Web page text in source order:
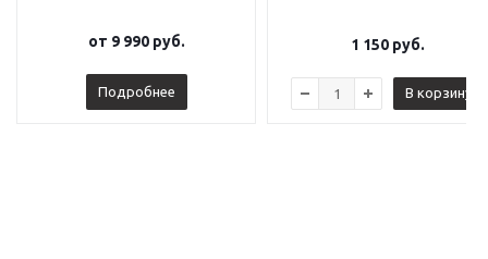
от 9 990 руб.
Подробнее
1 150руб.
В корзину